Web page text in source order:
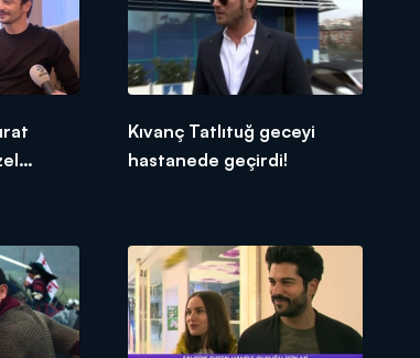
Kıvanç Tatlıtuğ geceyi
hastanede geçirdi!